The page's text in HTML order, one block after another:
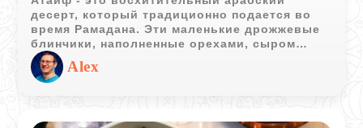
десерт, который традиционно подается во
время Рамадана. Эти маленькие дрожжевые
блинчики, наполненные орехами, сыром
рикотта или сливками, являются истинным
удовольствием для сладкоежек.
Alex